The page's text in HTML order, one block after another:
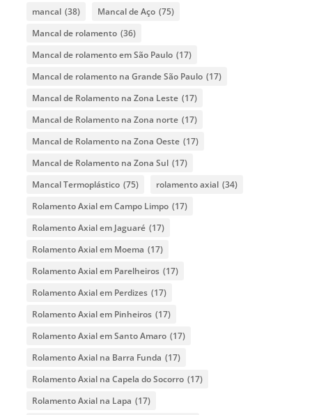
mancal (38) Mancal de Aço (75)
Mancal de rolamento (36)
Mancal de rolamento em São Paulo (17)
Mancal de rolamento na Grande São Paulo (17)
Mancal de Rolamento na Zona Leste (17)
Mancal de Rolamento na Zona norte (17)
Mancal de Rolamento na Zona Oeste (17)
Mancal de Rolamento na Zona Sul (17)
Mancal Termoplástico (75) rolamento axial (34)
Rolamento Axial em Campo Limpo (17)
Rolamento Axial em Jaguaré (17)
Rolamento Axial em Moema (17)
Rolamento Axial em Parelheiros (17)
Rolamento Axial em Perdizes (17)
Rolamento Axial em Pinheiros (17)
Rolamento Axial em Santo Amaro (17)
Rolamento Axial na Barra Funda (17)
Rolamento Axial na Capela do Socorro (17)
Rolamento Axial na Lapa (17)